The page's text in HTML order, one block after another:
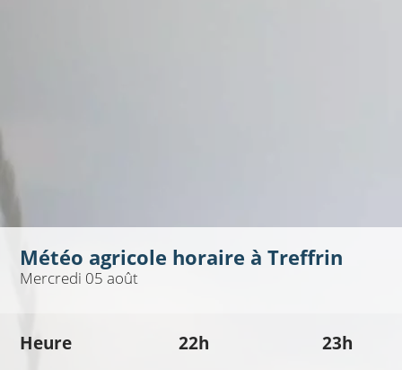
Météo agricole horaire à Treffrin
Mercredi 05 août
Heure 22h 23h